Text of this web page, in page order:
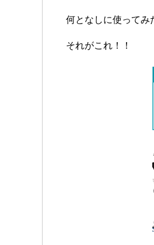
何となしに使ってみ
それがこれ！！